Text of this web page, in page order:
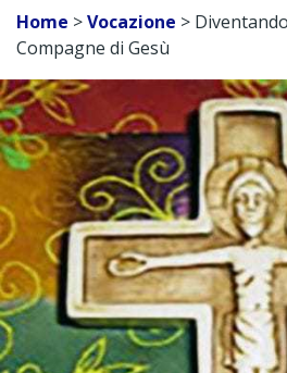
Home >Vocazione >
Compagne di Gesù